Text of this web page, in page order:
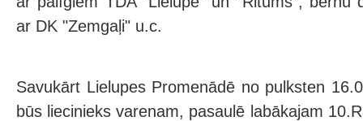
ar DK "Zemgaļi" u.c.
Savukārt Lielupes Promenādē no pulksten
būs liecinieks varenam, pasaulē labākajam